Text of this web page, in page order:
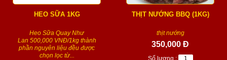
HEO SỮA 1KG
Heo Sữa Quay Như
Lan 500,000 VNĐ/1kg thành
phần nguyên liệu đều được
chọn lọc từ...
THỊT NƯỚNG BBQ (1KG)
thịt nướng
350,000 Đ
Số lượng :